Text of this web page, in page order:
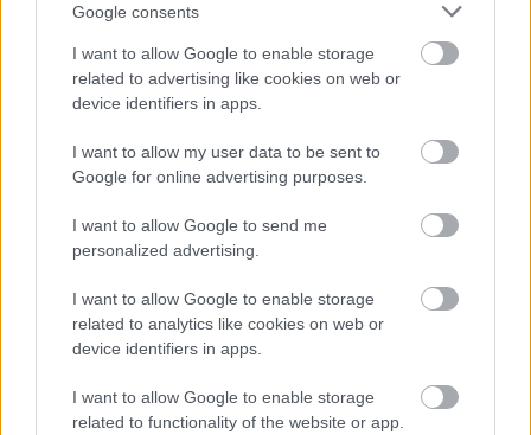
Google consents
I want to allow Google to enable storage
related to advertising like cookies on web or
device identifiers in apps.
I want to allow my user data to be sent to
Google for online advertising purposes.
I want to allow Google to send me
personalized advertising.
I want to allow Google to enable storage
related to analytics like cookies on web or
device identifiers in apps.
I want to allow Google to enable storage
related to functionality of the website or app.
σύνδρομο άδειας
φωλιάς
οικογενειακό
περιβάλλον στην Ελλάδα